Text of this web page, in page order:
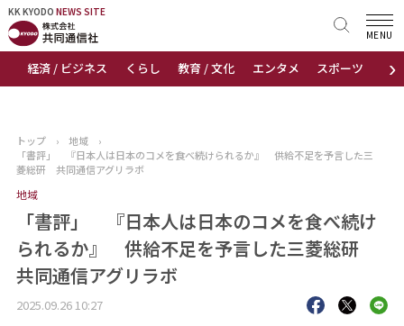
KK KYODO NEWS SITE
›
経済 / ビジネス くらし 教育 / 文化 エンタメ スポーツ 地域
MENU
KK KYODONEWS SITE
トップページ
ニュース
おすすめコンテンツ
出版物
会社概要
トップ › 地域
›
「書評」 『日本人は日本のコメを食べ続けられるか』 供給不足を予言した三
菱総研 共同通信アグリラボ
地域
「書評」 『日本人は日本のコメを食べ続け
られるか』 供給不足を予言した三菱総研
共同通信アグリラボ
2025.09.26 10:27